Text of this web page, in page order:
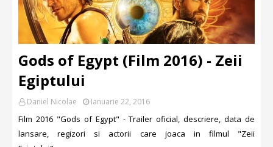
Gods of Egypt (Film 2016) - Zeii
Egiptului
Daniel Nicolae Ianuarie 22, 2016
Film 2016 "Gods of Egypt" - Trailer oficial, descriere, data de
lansare, regizori si actorii care joaca in filmul "Zeii